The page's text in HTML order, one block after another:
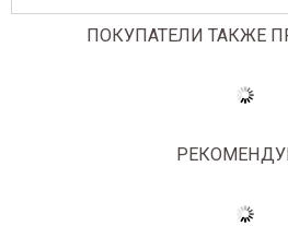
ПОКУПАТЕЛИ ТАКЖЕ